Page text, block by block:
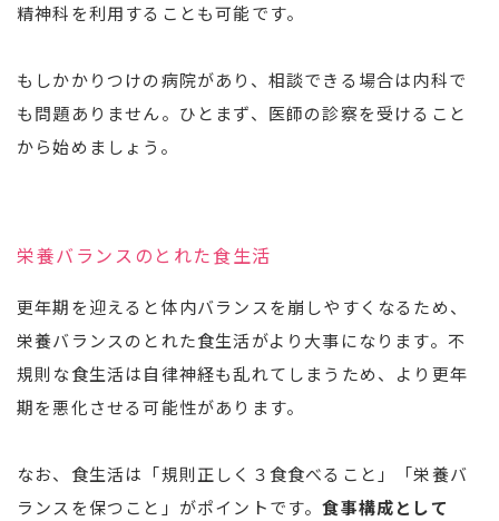
精神科を利用することも可能です。
もしかかりつけの病院があり、相談できる場合は内科で
も問題ありません。ひとまず、医師の診察を受けること
から始めましょう。
栄養バランスのとれた食生活
更年期を迎えると体内バランスを崩しやすくなるため、
栄養バランスのとれた食生活がより大事になります。不
規則な食生活は自律神経も乱れてしまうため、より更年
期を悪化させる可能性があります。
なお、食生活は「規則正しく３食食べること」「栄養バ
ランスを保つこと」がポイントです。食事構成として